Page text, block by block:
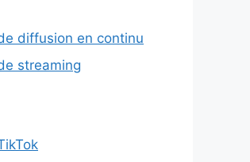
diffusion en continu
streaming